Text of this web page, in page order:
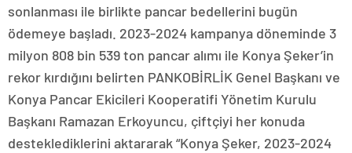
sonlanması ile birlikte pancar bedellerini bugün
ödemeye başladı. 2023-2024 kampanya döneminde 3
milyon 808 bin 539 ton pancar alımı ile Konya Şeker’in
rekor kırdığını belirten PANKOBİRLİK Genel Başkanı ve
Konya Pancar Ekicileri Kooperatifi Yönetim Kurulu
Başkanı Ramazan Erkoyuncu, çiftçiyi her konuda
desteklediklerini aktararak “Konya Şeker, 2023-2024